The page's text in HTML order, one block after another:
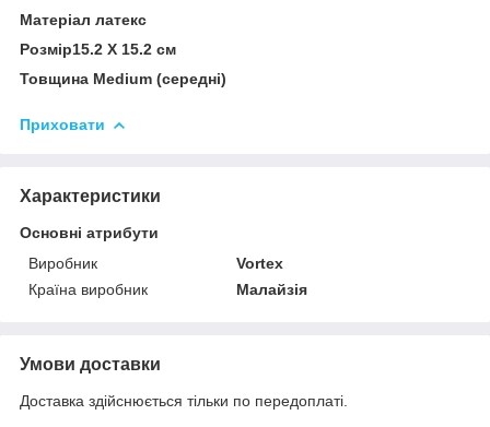
Матеріал латекс
Розмір15.2 Х 15.2 см
Товщина Medium (середні)
Приховати
Характеристики
Основні атрибути
Виробник
Vortex
Країна виробник
Малайзія
Умови доставки
Доставка здійснюється тільки по передоплаті.